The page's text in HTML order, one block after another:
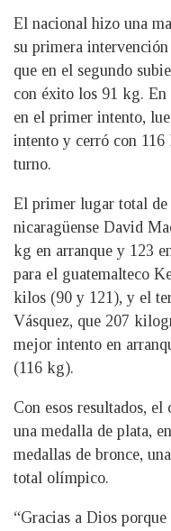
El nacional hizo una
su primera
que en el segundo
con éxito los 91 kg.
en el primer intento,
intento y cerró con
turno.
El primer lugar total
nicaragüense David
kg en arranque y 123
para el guatemalteco
kilos (90 y 121), y el
Vásquez, que 207
mejor intento en
(116 kg).
Con esos resultados, el
una medalla de plata,
medallas de bronce,
total olímpico.
“Gracias a Dios